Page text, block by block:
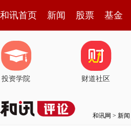
和讯首页 新闻 股票 基金
投资学院 财道社区
和讯网 > 新闻